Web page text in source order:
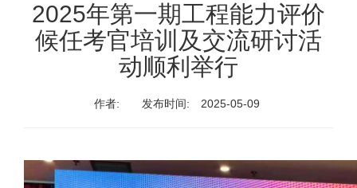
2025年第一期工程能力评价
候任考官培训及交流研讨活
动顺利举行
作者: 发布时间: 2025-05-09